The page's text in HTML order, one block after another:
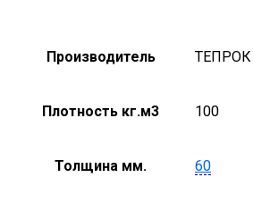
Производитель ТЕПРОК
Плотность кг.м3 100
Толщина мм. 60